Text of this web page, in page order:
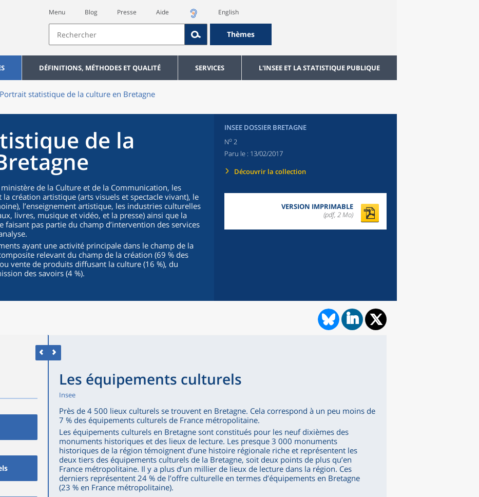
Menu Blog Presse Aide English
Thèmes
DÉFINITIONS, MÉTHODES ET QUALITÉ SERVICES L'INSEE ET LA STATISTIQUE PUBLIQUE
Portrait statistique de la culture en Bretagne
de la
de la Culture et de la Communication, les
création artistique (arts visuels et spectacle vivant), le
l’enseignement artistique, les industries culturelles
livres, musique et vidéo, et la presse) ainsi que la
faisant pas partie du champ d’intervention des services
ayant une activité principale dans le champ de la
relevant du champ de la création (69 % des
vente de produits diffusant la culture (16 %), du
des savoirs (4 %).
INSEE DOSSIER BRETAGNE
No 2
Paru le : 13/02/2017
Découvrir la collection
VERSION IMPRIMABLE
(pdf, 2 Mo)
Les équipements culturels
Insee
Près de 4 500 lieux culturels se trouvent en Bretagne. Cela correspond à un peu moins de
7 % des équipements culturels de France métropolitaine.
Les équipements culturels en Bretagne sont constitués pour les neuf dixièmes des
monuments historiques et des lieux de lecture. Les presque 3 000 monuments
historiques de la région témoignent d’une histoire régionale riche et représentent les
deux tiers des équipements culturels de la Bretagne, soit deux points de plus qu’en
France métropolitaine. Il y a plus d’un millier de lieux de lecture dans la région. Ces
derniers représentent 24 % de l’offre culturelle en termes d’équipements en Bretagne
(23 % en France métropolitaine).